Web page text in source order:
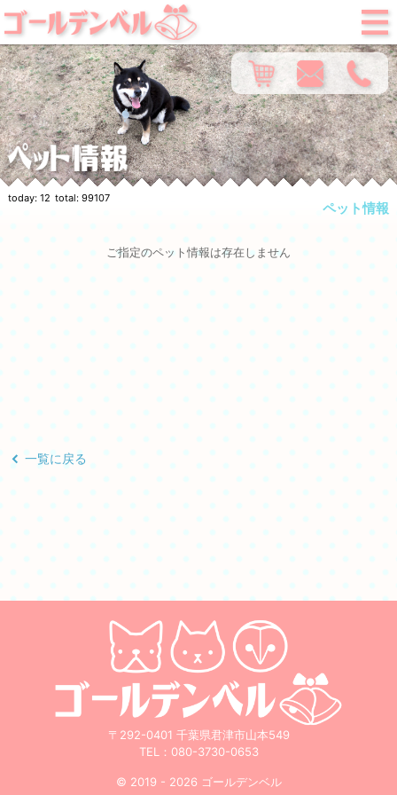
today: 12 total: 99107
ペット情報
ご指定のペット情報は存在しません
一覧に戻る
〒292-0401 千葉県君津市山本549
TEL： 080-3730-0653
© 2019 - 2026 ゴールデンベル